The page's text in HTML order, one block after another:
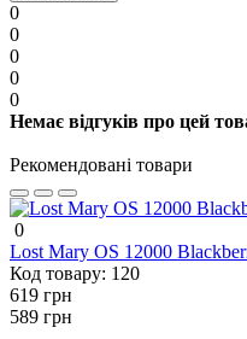
0
0
0
0
0
Немає відгуків про цей
Рекомендовані товари
0
Lost Mary OS 12000
Код товару: 120
619 грн
589 грн